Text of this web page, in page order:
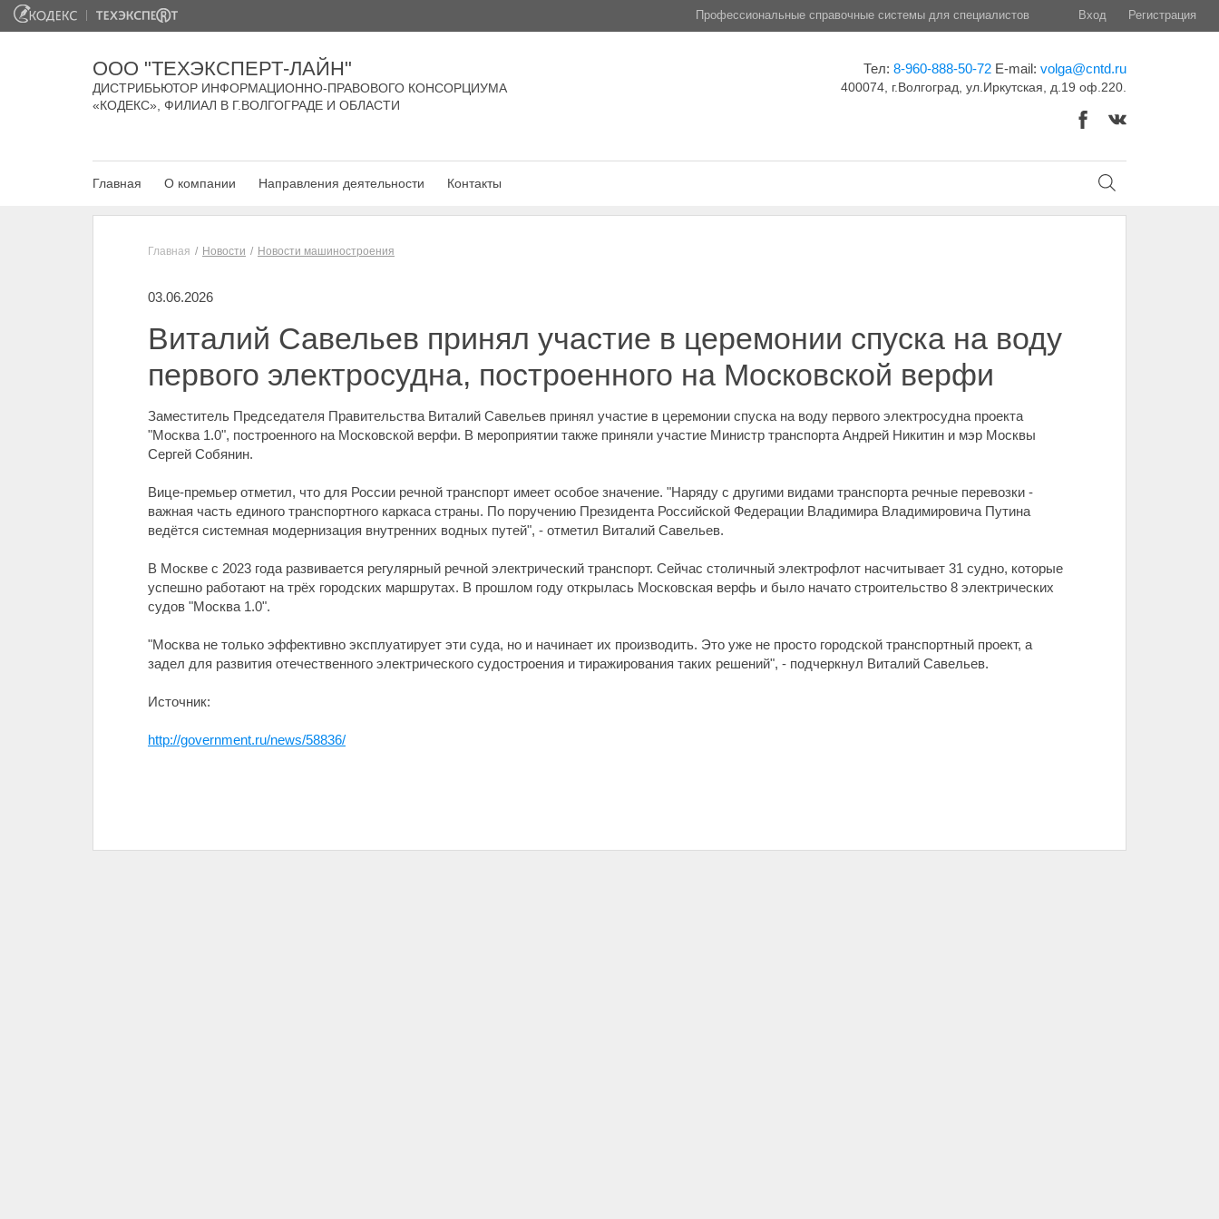
Профессиональные справочные системы для специалистов Вход Регистрация
ООО "ТЕХЭКСПЕРТ-ЛАЙН"
ДИСТРИБЬЮТОР ИНФОРМАЦИОННО-ПРАВОВОГО КОНСОРЦИУМА
«КОДЕКС», ФИЛИАЛ В Г.ВОЛГОГРАДЕ И ОБЛАСТИ
Тел: 8-960-888-50-72 E-mail: volga@cntd.ru
400074, г.Волгоград, ул.Иркутская, д.19 оф.220.
Главная О компании Направления деятельности Контакты
Главная Новости Новости машиностроения
03.06.2026
Виталий Савельев принял участие в церемонии спуска на воду
первого электросудна, построенного на Московской верфи
Заместитель Председателя Правительства Виталий Савельев принял участие в церемонии спуска на воду первого электросудна проекта
"Москва 1.0", построенного на Московской верфи. В мероприятии также приняли участие Министр транспорта Андрей Никитин и мэр Москвы
Сергей Собянин.
Вице-премьер отметил, что для России речной транспорт имеет особое значение. "Наряду с другими видами транспорта речные перевозки -
важная часть единого транспортного каркаса страны. По поручению Президента Российской Федерации Владимира Владимировича Путина
ведётся системная модернизация внутренних водных путей", - отметил Виталий Савельев.
В Москве с 2023 года развивается регулярный речной электрический транспорт. Сейчас столичный электрофлот насчитывает 31 судно, которые
успешно работают на трёх городских маршрутах. В прошлом году открылась Московская верфь и было начато строительство 8 электрических
судов "Москва 1.0".
"Москва не только эффективно эксплуатирует эти суда, но и начинает их производить. Это уже не просто городской транспортный проект, а
задел для развития отечественного электрического судостроения и тиражирования таких решений", - подчеркнул Виталий Савельев.
Источник:
http://government.ru/news/58836/